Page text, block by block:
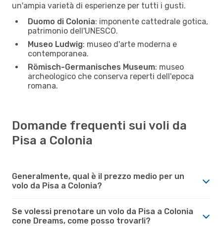
un'ampia varietà di esperienze per tutti i gusti.
Duomo di Colonia: imponente cattedrale gotica,
patrimonio dell'UNESCO.
Museo Ludwig: museo d'arte moderna e
contemporanea.
Römisch-Germanisches Museum: museo
archeologico che conserva reperti dell'epoca
romana.
Domande frequenti sui voli da
Pisa a Colonia
Generalmente, qual è il prezzo medio per un
volo da Pisa a Colonia?
Se volessi prenotare un volo da Pisa a Colonia
cone Dreams, come posso trovarli?